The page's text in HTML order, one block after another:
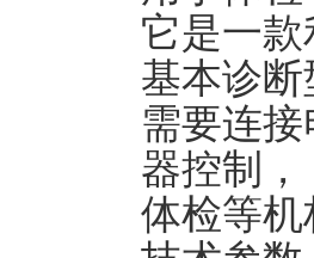
它是一
基本诊
需要连
器控制
体检等